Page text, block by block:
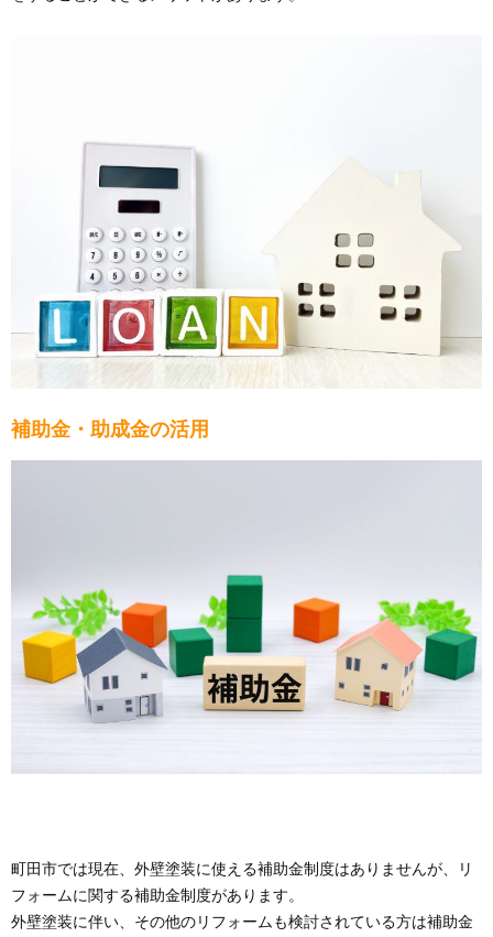
補助金・助成金の活用
町田市では現在、外壁塗装に使える補助金制度はありませんが、リ
フォームに関する補助金制度があります。
外壁塗装に伴い、その他のリフォームも検討されている方は補助金